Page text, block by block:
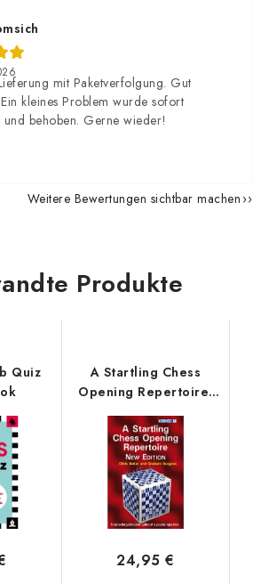
mit Paketverfolgung. Gut
kleines Problem wurde sofort
und behoben. Gerne wieder!
Weitere Bewertungen sichtbar machen
Produkte
Quiz
A Startling Chess
Opening Repertoire:
New Edition
24,95 €